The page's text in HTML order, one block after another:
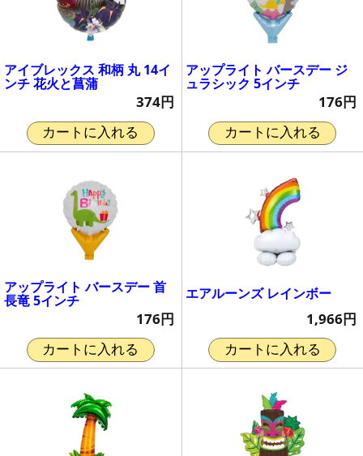
アイブレックス 和柄 丸 14イ
ンチ 花火と菖蒲
374円
カートに入れる
アップライト バースデー ジ
ュラシック 5インチ
176円
カートに入れる
アップライト バースデー 首
長竜 5インチ
176円
カートに入れる
エアルーンズ レインボー
1,966円
カートに入れる